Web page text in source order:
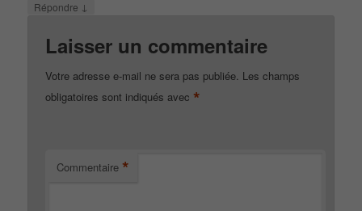
Répondre ↓
Laisser un commentaire
Votre adresse e-mail ne sera pas publiée. Les champs
obligatoires sont indiqués avec *
Commentaire *